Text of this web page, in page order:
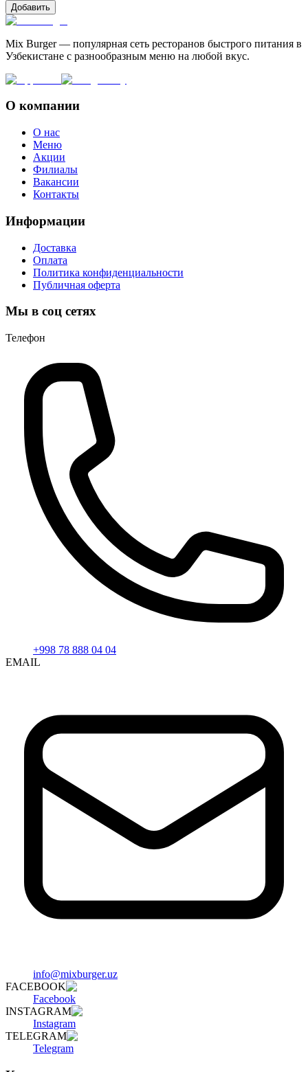
Добавить
Mix Burger — популярная сеть ресторанов быстрого питания в
Узбекистане с разнообразным меню на любой вкус.
О компании
О нас
Меню
Акции
Филиалы
Вакансии
Контакты
Информации
Доставка
Оплата
Политика конфиденциальности
Публичная оферта
Мы в соц сетях
Телефон
+998 78 888 04 04
EMAIL
info@mixburger.uz
FACEBOOK
Facebook
INSTAGRAM
Instagram
TELEGRAM
Telegram